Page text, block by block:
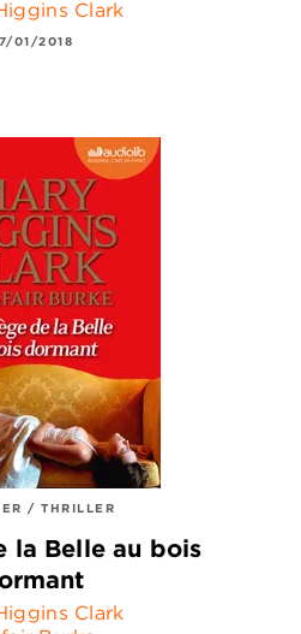
Clark
01/2018
/ THRILLER
la Belle au bois
Clark